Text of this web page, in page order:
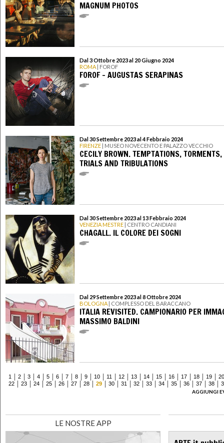
MAGNUM PHOTOS
Dal 3 Ottobre 2023 al 20 Giugno 2024
ROMA | FOROF
FOROF - AUGUSTAS SERAPINAS
Dal 30 Settembre 2023 al 4 Febbraio 2024
FIRENZE | MUSEO NOVECENTO E PALAZZO VECCHIO
CECILY BROWN. TEMPTATIONS, TORMENTS,
TRIALS AND TRIBULATIONS
Dal 30 Settembre 2023 al 13 Febbraio 2024
VENEZIA MESTRE | CENTRO CANDIANI
CHAGALL. IL COLORE DEI SOGNI
Dal 29 Settembre 2023 al 8 Ottobre 2024
BOLOGNA | COMPLESSO DEL BARACCANO
ITALIA REVISITED. CAMPIONARIO PER
MASSIMO BALDINI
1 2 3 4 5 6 7 8 9 10 11 12 13 14 15 16 17 18 19
20
22
23 24 25 26 27 28 29 30 31 32 33 34 35 36 37 38
AGGIUNGI
LE NOSTRE APP